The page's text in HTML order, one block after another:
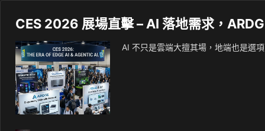
CES 2026 展場直擊 – AI 落地需求，
AI 不只是雲端大擅其場，地端也是選